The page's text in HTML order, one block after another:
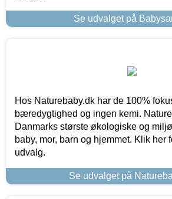
Se udvalget på
Hos Naturebaby.dk har de 100%
bæredygtighed og ingen kemi.
Danmarks største økologiske og
baby, mor, barn og hjemmet. Klik her
udvalg.
Se udvalget på